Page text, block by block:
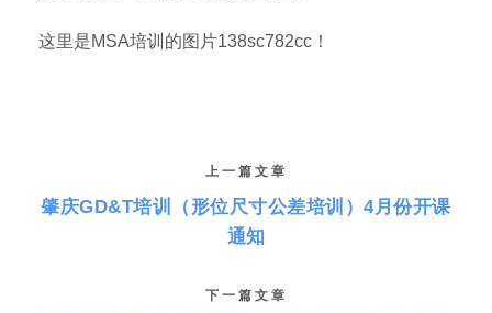
这里是MSA培训的图片138sc782cc！
上一篇文章
肇庆GD&T培训（形位尺寸公差培训）4月份开课
通知
下一篇文章